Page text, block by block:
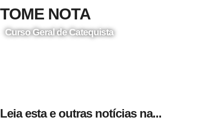
TOME NOTA
Curso Geral de Catequista
Leia esta e outras notícias na...